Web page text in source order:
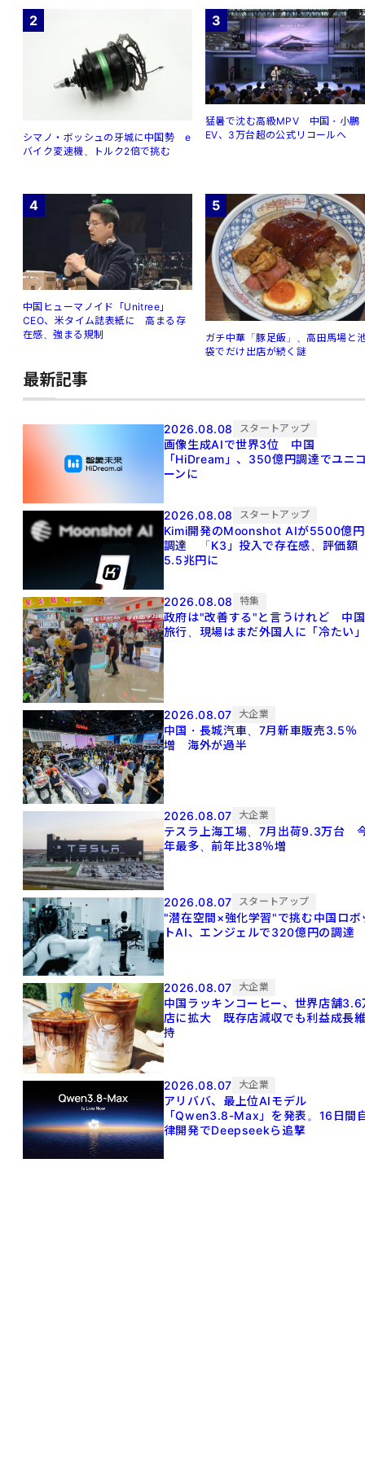
2
シマノ・ボッシュの牙城に中国勢 e
バイク変速機、トルク2倍で挑む
3
猛暑で沈む高級MPV 中国・小鵬
EV、3万台超の公式リコールへ
4
中国ヒューマノイド「Unitree」
CEO、米タイム誌表紙に 高まる存
在感、強まる規制
5
ガチ中華「豚足飯」、高田馬場と
袋でだけ出店が続く謎
最新記事
2026.08.08 スタートアップ
画像生成AIで世界3位 中国
「HiDream」、350億円調達でユニ
ーンに
2026.08.08 スタートアップ
Kimi開発のMoonshot AIが5500億円
調達 「K3」投入で存在感、評価額
5.5兆円に
2026.08.08 特集
政府は"改善する"と言うけれど 中国
旅行、現場はまだ外国人に「冷たい
2026.08.07 大企業
中国・長城汽車、7月新車販売3.5％
増 海外が過半
2026.08.07 大企業
テスラ上海工場、7月出荷9.3万台
年最多、前年比38％増
2026.08.07 スタートアップ
"潜在空間×強化学習"で挑む中国ロボ
トAI、エンジェルで320億円の調達
2026.08.07 大企業
中国ラッキンコーヒー、世界店舗3.6
店に拡大 既存店減収でも利益成長
持
2026.08.07 大企業
アリババ、最上位AIモデル
「Qwen3.8-Max」を発表。16日間
律開発でDeepseekら追撃